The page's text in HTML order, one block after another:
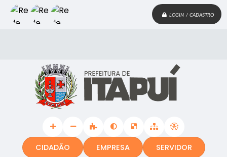
LOGIN / CADASTRO
CIDADÃO EMPRESA SERVIDOR